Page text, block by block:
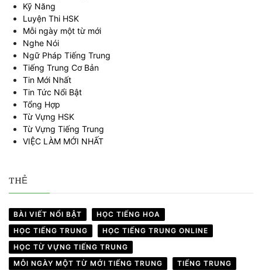
Kỹ Năng
Luyện Thi HSK
Mỗi ngày một từ mới
Nghe Nói
Ngữ Pháp Tiếng Trung
Tiếng Trung Cơ Bản
Tin Mới Nhất
Tin Tức Nổi Bật
Tổng Hợp
Từ Vựng HSK
Từ Vựng Tiếng Trung
VIỆC LÀM MỚI NHẤT
THẺ
BÀI VIẾT NỔI BẬT
HỌC TIẾNG HOA
HỌC TIẾNG TRUNG
HỌC TIẾNG TRUNG ONLINE
HỌC TỪ VỰNG TIẾNG TRUNG
MỖI NGÀY MỘT TỪ MỚI TIẾNG TRUNG
TIẾNG TRUNG